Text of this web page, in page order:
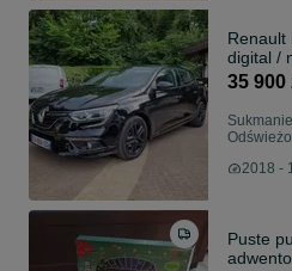
Renault
digital /
35 900
Sukmanie
2018 -
Puste